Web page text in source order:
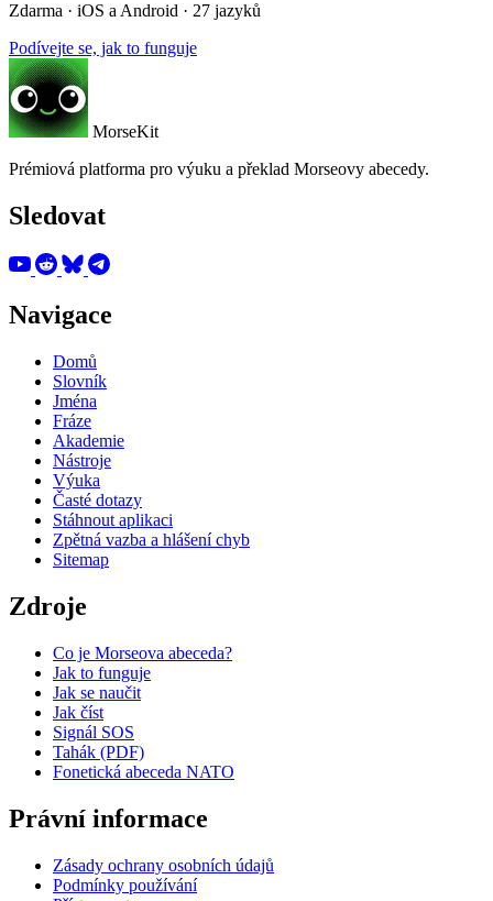
Zdarma · iOS a Android · 27 jazyků
Podívejte se, jak to funguje
MorseKit
Prémiová platforma pro výuku a překlad Morseovy abecedy.
Sledovat
Navigace
Domů
Slovník
Jména
Fráze
Akademie
Nástroje
Výuka
Časté dotazy
Stáhnout aplikaci
Zpětná vazba a hlášení chyb
Sitemap
Zdroje
Co je Morseova abeceda?
Jak to funguje
Jak se naučit
Jak číst
Signál SOS
Tahák (PDF)
Fonetická abeceda NATO
Právní informace
Zásady ochrany osobních údajů
Podmínky používání